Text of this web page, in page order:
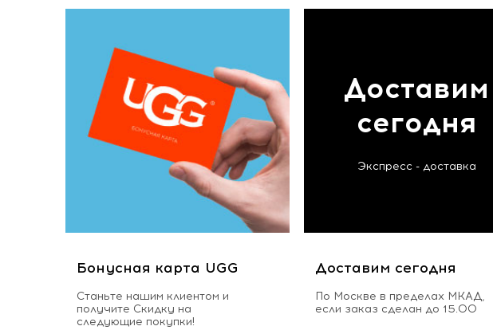
Бонусная карта UGG
Станьте нашим клиентом и
получите Скидку на
следующие покупки!
Доставим
сегодня
Экспресс - доставка
Доставим сегодня
По Москве в пределах МКАД,
если заказ сделан до 15.00